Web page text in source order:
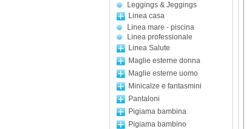
Leggings & Jeggings
Linea casa
Linea mare - piscina
Linea professionale
Linea Salute
Maglie esterne donna
Maglie esterne uomo
Minicalze e fantasmini
Pantaloni
Pigiama bambina
Pigiama bambino